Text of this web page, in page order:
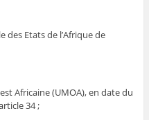
des Etats de l’Afrique de
Africaine (UMOA), en date du
34 ;